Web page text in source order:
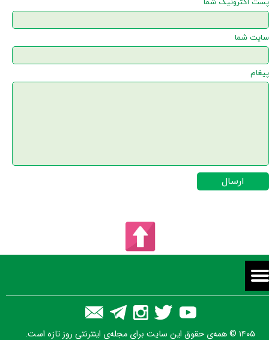
پست اکترونیک شما
سایت شما
پیغام
ارسال
۱۴۰۵ © همه‌ی حقوق این سایت برای مجله‌ی اینترنتی روز تازه است.